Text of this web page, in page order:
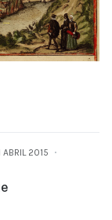
ABRIL 2015